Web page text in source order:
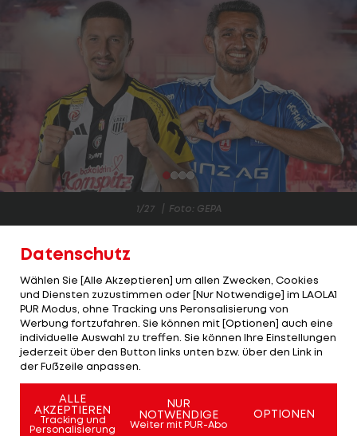
1/27 Foto: GEPA
1997 kam es 13 Mal zum Derby gegen den LASK.
Große Überraschungen, spektakuläre Momente -
und das in drei verschiedenen Ligen.
Am kommenden Samstag (ab 19:30 imLive-Ticker
>>>) steigt im Hofmann Personal Stadion das
nächste Linzer Derby. Zugleich kommt es zum
Debüt des neuen LASK-Trainers Markus Schopp.
Datenschutz
Wählen Sie [Alle Akzeptieren] um allen Zwecken, Cookies
und Diensten zuzustimmen oder [Nur Notwendige] im LAOLA1
PUR Modus, ohne Tracking uns Peronsalisierung von
Werbung fortzufahren. Sie können mit [Optionen] auch eine
individuelle Auswahl zu treffen. Sie können Ihre Einstellungen
jederzeit über den Button links unten bzw. über den Link in
der Fußzeile anpassen.
ALLE
AKZEPTIEREN
Tracking und
Personalisierung
NUR
NOTWENDIGE
Weiter mit PUR-Abo
OPTIONEN